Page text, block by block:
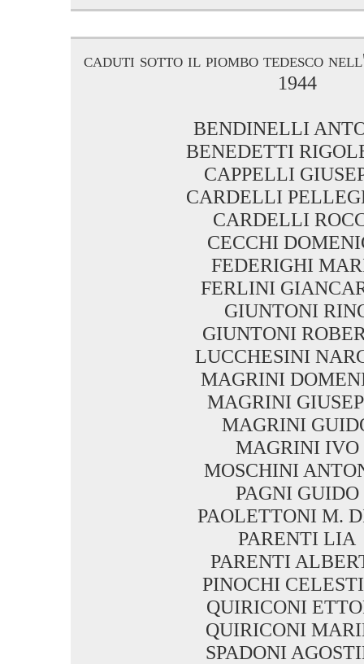
caduti sotto il piombo tedesco
1944
BENDINELLI
BENEDETTI
CAPPELLI
CARDELLI
CARDELLI
CECCHI
FEDERIGHI
FERLINI
GIUNTONI
GIUNTONI
LUCCHESINI
MAGRINI
MAGRINI
MAGRINI
MAGRINI IVO
MOSCHINI
PAGNI GUIDO
PAOLETTONI M.
PARENTI LIA
PARENTI
PINOCHI
QUIRICONI
QUIRICONI
SPADONI